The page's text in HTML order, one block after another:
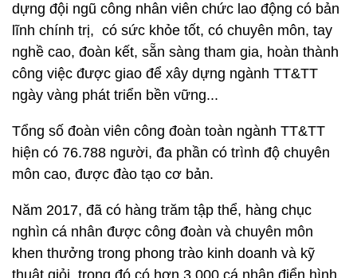
dựng đội ngũ công nhân viên chức lao động có bản
lĩnh chính trị, có sức khỏe tốt, có chuyên môn, tay
nghề cao, đoàn kết, sẵn sàng tham gia, hoàn thành
công việc được giao để xây dựng ngành TT&TT
ngày vàng phát triển bền vững...
Tổng số đoàn viên công đoàn toàn ngành TT&TT
hiện có 76.788 người, đa phần có trình độ chuyên
môn cao, được đào tạo cơ bản.
Năm 2017, đã có hàng trăm tập thể, hàng chục
nghìn cá nhân được công đoàn và chuyên môn
khen thưởng trong phong trào kinh doanh và kỹ
thuật giỏi, trong đó có hơn 3.000 cá nhân điển hình